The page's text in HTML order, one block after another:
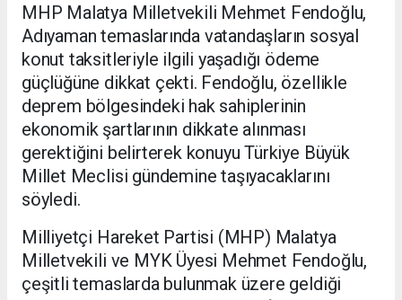
MHP Malatya Milletvekili Mehmet Fendoğlu,
Adıyaman temaslarında vatandaşların sosyal
konut taksitleriyle ilgili yaşadığı ödeme
güçlüğüne dikkat çekti. Fendoğlu, özellikle
deprem bölgesindeki hak sahiplerinin
ekonomik şartlarının dikkate alınması
gerektiğini belirterek konuyu Türkiye Büyük
Millet Meclisi gündemine taşıyacaklarını
söyledi.
Milliyetçi Hareket Partisi (MHP) Malatya
Milletvekili ve MYK Üyesi Mehmet Fendoğlu,
çeşitli temaslarda bulunmak üzere geldiği